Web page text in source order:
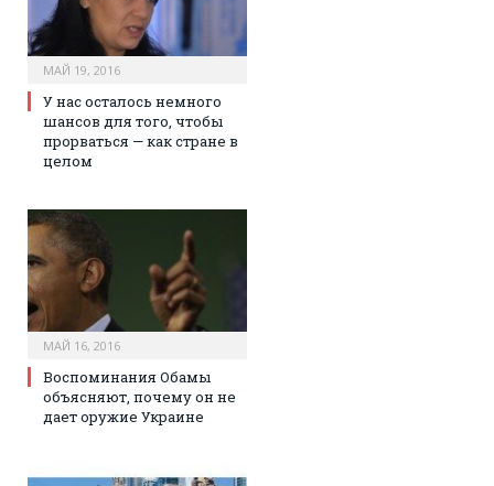
МАЙ 19, 2016
У нас осталось немного
шансов для того, чтобы
прорваться — как стране в
целом
МАЙ 16, 2016
Воспоминания Обамы
объясняют, почему он не
дает оружие Украине